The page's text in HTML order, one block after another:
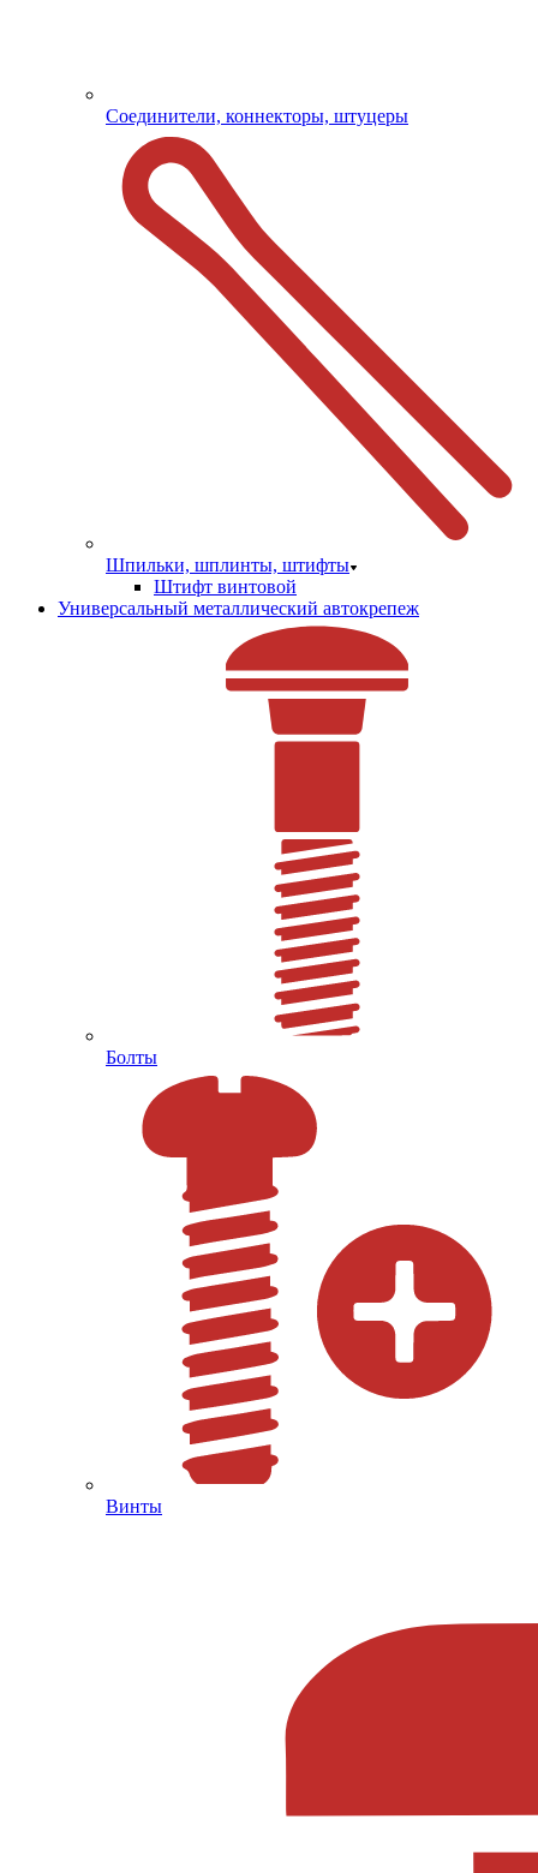
Соединители, коннекторы, штуцеры
Шпильки, шплинты, штифты
Штифт винтовой
Универсальный металлический автокрепеж
Болты
Винты